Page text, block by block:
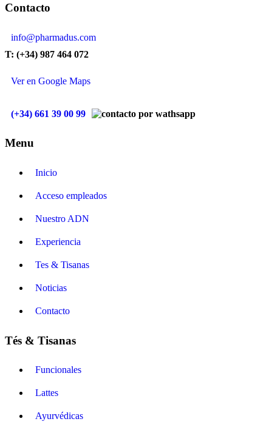
Contacto
info@pharmadus.com
T: (+34) 987 464 072
Ver en Google Maps
(+34) 661 39 00 99
Menu
Inicio
Acceso empleados
Nuestro ADN
Experiencia
Tes & Tisanas
Noticias
Contacto
Tés & Tisanas
Funcionales
Lattes
Ayurvédicas